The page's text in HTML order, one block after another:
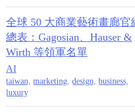
全球 50 大商業藝術畫廊官
總表：Gagosian、Hauser &
Wirth 等領軍名單
AI
taiwan, marketing, design, business,
luxury